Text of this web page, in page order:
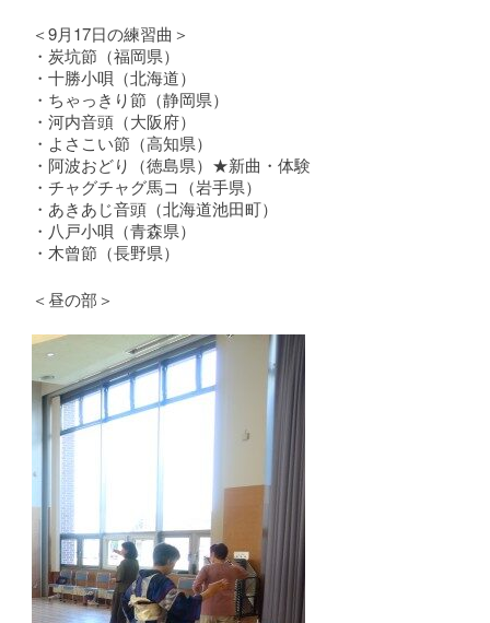
＜9月17日の練習曲＞
・炭坑節（福岡県）
・十勝小唄（北海道）
・ちゃっきり節（静岡県）
・河内音頭（大阪府）
・よさこい節（高知県）
・阿波おどり（徳島県）★新曲・体験
・チャグチャグ馬コ（岩手県）
・あきあじ音頭（北海道池田町）
・八戸小唄（青森県）
・木曾節（長野県）
＜昼の部＞